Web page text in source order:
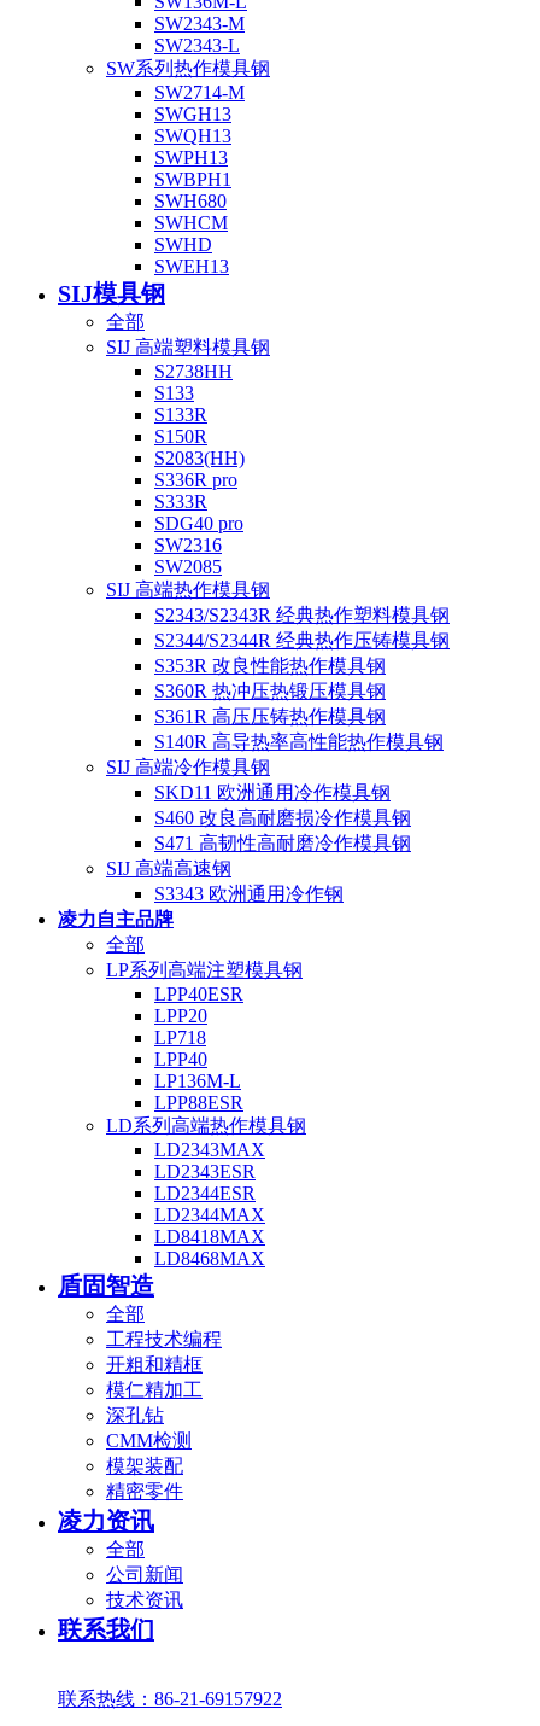
SW2343-M
SW2343-L
SW系列热作模具钢
SW2714-M
SWGH13
SWQH13
SWPH13
SWBPH1
SWH680
SWHCM
SWHD
SWEH13
SIJ模具钢
全部
SIJ 高端塑料模具钢
S2738HH
S133
S133R
S150R
S2083(HH)
S336R pro
S333R
SDG40 pro
SW2316
SW2085
SIJ 高端热作模具钢
S2343/S2343R 经典热作塑料模具钢
S2344/S2344R 经典热作压铸模具钢
S353R 改良性能热作模具钢
S360R 热冲压热锻压模具钢
S361R 高压压铸热作模具钢
S140R 高导热率高性能热作模具钢
SIJ 高端冷作模具钢
SKD11 欧洲通用冷作模具钢
S460 改良高耐磨损冷作模具钢
S471 高韧性高耐磨冷作模具钢
SIJ 高端高速钢
S3343 欧洲通用冷作钢
凌力自主品牌
全部
LP系列高端注塑模具钢
LPP40ESR
LPP20
LP718
LPP40
LP136M-L
LPP88ESR
LD系列高端热作模具钢
LD2343MAX
LD2343ESR
LD2344ESR
LD2344MAX
LD8418MAX
LD8468MAX
盾固智造
全部
工程技术编程
开粗和精框
模仁精加工
深孔钻
CMM检测
模架装配
精密零件
凌力资讯
全部
公司新闻
技术资讯
联系我们
联系热线：86-21-69157922